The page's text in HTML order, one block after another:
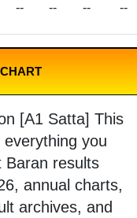
-- -- -- --
[A1 Satta] This
you
Baran results
annual charts,
archives, and